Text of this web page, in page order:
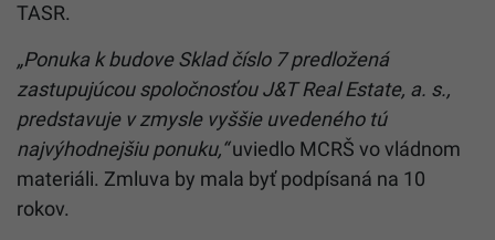
TASR.
„Ponuka k budove Sklad číslo 7 predložená
zastupujúcou spoločnosťou J&T Real Estate, a. s.,
predstavuje v zmysle vyššie uvedeného tú
najvýhodnejšiu ponuku,“uviedlo MCRŠ vo vládnom
materiáli. Zmluva by mala byť podpísaná na 10
rokov.